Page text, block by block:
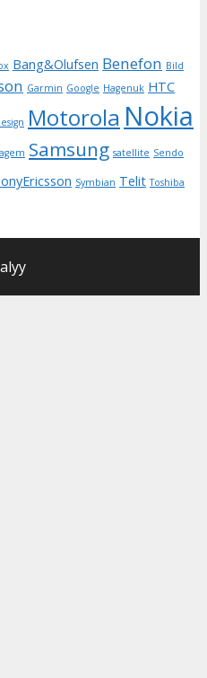
Bang&Olufsen Benefon Bild
Garmin Google Hagenuk HTC
Motorola Nokia
Samsung satellite Sendo
Symbian Telit Toshiba